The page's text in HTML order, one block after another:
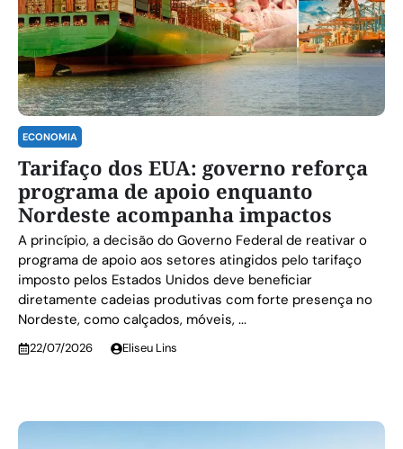
ECONOMIA
Tarifaço dos EUA: governo reforça
programa de apoio enquanto
Nordeste acompanha impactos
A princípio, a decisão do Governo Federal de reativar o
programa de apoio aos setores atingidos pelo tarifaço
imposto pelos Estados Unidos deve beneficiar
diretamente cadeias produtivas com forte presença no
Nordeste, como calçados, móveis, ...
22/07/2026 Eliseu Lins